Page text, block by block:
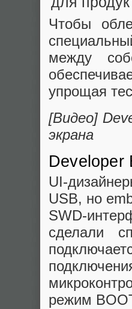
Чтобы
между
упрощая
[Видео]
экрана
Developer
UI-
USB, но
SWD-
сделали
режим